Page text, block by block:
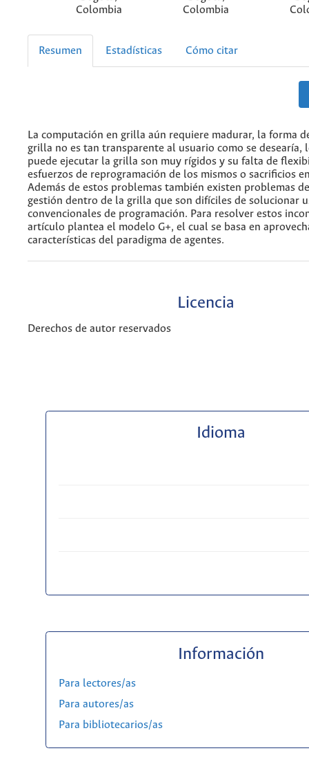
Colombia
Colombia
Resumen Estadísticas Cómo citar
La computación en grilla aún requiere madurar, la forma
grilla no es tan transparente al usuario como se desearía,
puede ejecutar la grilla son muy rígidos y su falta de
esfuerzos de reprogramación de los mismos o sacrificios
Además de estos problemas también existen problemas
gestión dentro de la grilla que son difíciles de solucionar
convencionales de programación. Para resolver estos
artículo plantea el modelo G+, el cual se basa en
características del paradigma de agentes.
Licencia
Derechos de autor reservados
Idioma
Información
Para lectores/as
Para autores/as
Para bibliotecarios/as